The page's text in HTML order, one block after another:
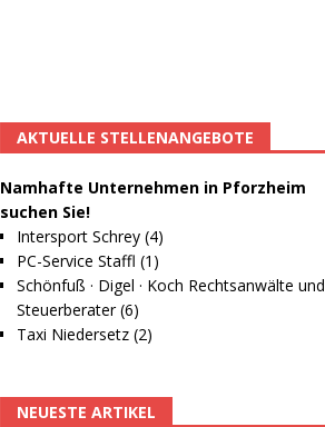
AKTUELLE STELLENANGEBOTE
Namhafte Unternehmen in Pforzheim
suchen Sie!
Intersport Schrey (4)
PC-Service Staffl (1)
Schönfuß · Digel · Koch Rechtsanwälte und
Steuerberater (6)
Taxi Niedersetz (2)
NEUESTE ARTIKEL